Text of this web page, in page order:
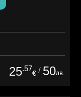
25.57
€ / 50лв.